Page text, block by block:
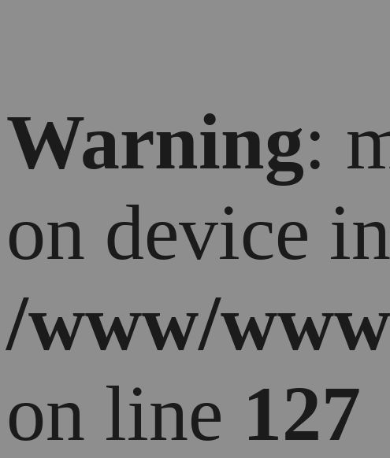
Warning:
on device in
/www/
on line 127